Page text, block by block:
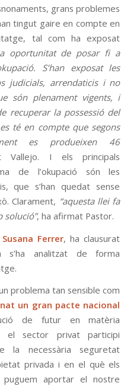
grans problemes
tingut gaire en compte en
tal com ha exposat
oportunitat de posar fi a
S’han exposat les
judicials, arrendaticis i no
són plenament vigents, i
recuperar la possessió del
té en compte que segons
es produeixen 46
Vallejo. I els principals
de l’okupació són les
que s’han quedat sense
Clarament, “aquesta llei fa
solució”, ha afirmat Pastor.
Susana Ferrer, ha clausurat
s’ha analitzat de forma
problema tan sensible com
un gran pacte nacional
de futur en matèria
el sector privat participi
la necessària seguretat
privada i en el què els
puguem aportar el nostre